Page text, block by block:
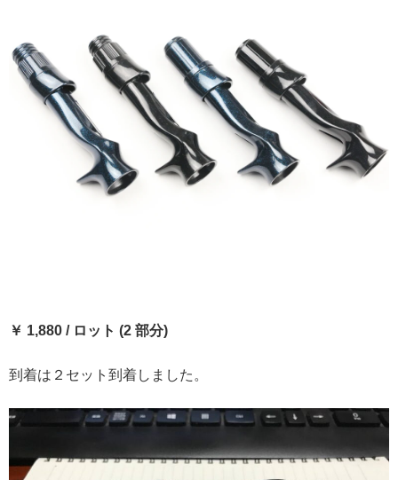
￥ 1,880 / ロット (2 部分)
到着は２セット到着しました。